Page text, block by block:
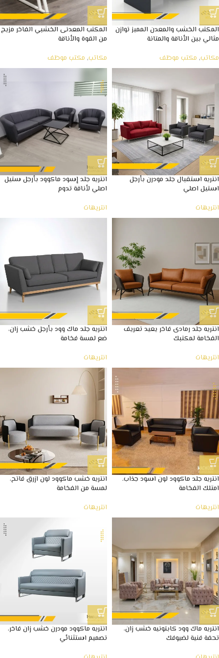
المكتب الخشب والمعدن المميز توازن
مثالي بين الأناقة والمتانة
مكاتب, مكتب موظف
المكتب المعدنى الخشبي الفاخر مزيج
من القوة والأناقة
مكاتب, مكتب موظف
انتريه استقبال جلد مودرن بأرجل
استيل اصلي
انتريهات
انتريه جلد إسود ماكوود بأرجل ستيل
اصلي لأناقة تدوم
انتريهات
انتريه جلد رمادى فاخر يعيد تعريف
الفخامة لمكتبك
انتريهات
انتريه جلد ماك وود بأرجل خشب زان،
ضع لمسة فخامة
انتريهات
انتريه جلد ماكوود لون اسود جذاب.
امتلك الفخامة
انتريهات
انتريه خشب ماكوود لون ازرق فاتح،
لمسة من الفخامة
انتريهات
انتريه ماك وود كابتونيه خشب زان،
تحفة فنية لضيوفك
انتريه ماكوود مودرن خشب زان فاخر،
تصميم استثنائي